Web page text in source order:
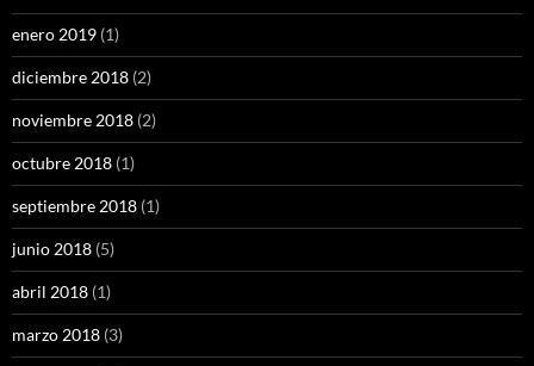
enero 2019 (1)
diciembre 2018 (2)
noviembre 2018 (2)
octubre 2018 (1)
septiembre 2018 (1)
junio 2018 (5)
abril 2018 (1)
marzo 2018 (3)